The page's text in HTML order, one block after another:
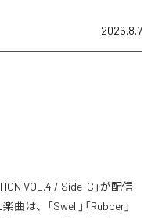
2026.8.7
VOL.4 / Side-C」が配信
は、「Swell」「Rubber」